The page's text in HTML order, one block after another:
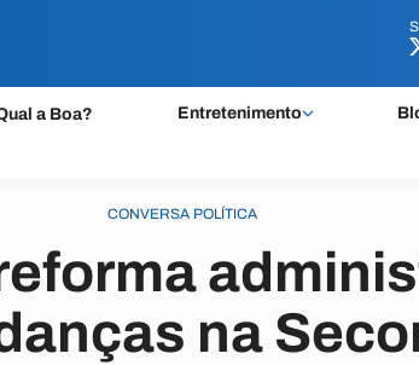
a Boa? Entretenimento
CONVERSA POLÍTICA
na